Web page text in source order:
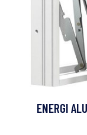
ENERGI